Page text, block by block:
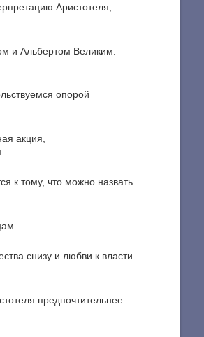
Аристотеля,
и Альбертом Великим:
опорой
акция,
к тому, что можно назвать
снизу и любви к власти
предпочтительнее